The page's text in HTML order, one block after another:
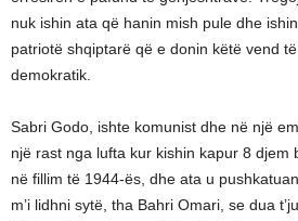
nuk ishin ata që hanin mish pule dhe
patriotë shqiptarë që e donin këtë vend
demokratik.
Sabri Godo, ishte komunist dhe në një
një rast nga lufta kur kishin kapur 8 djem
në fillim të 1944-ës, dhe ata u
m’i lidhni sytë, tha Bahri Omari, se dua